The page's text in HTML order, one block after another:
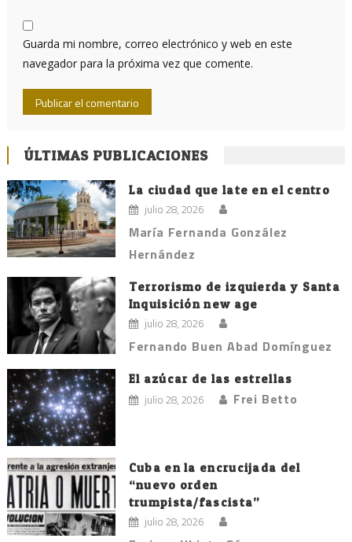
Guarda mi nombre, correo electrónico y web en este
navegador para la próxima vez que comente.
ÚLTIMAS PUBLICACIONES
La ciudad que late en el centro
julio 28, 2026
María Fernanda González
Hernández
Terrorismo de izquierda y Santa
Inquisición new age
julio 28, 2026
Fernando Buen Abad Domínguez
El azúcar de las estrellas
julio 28, 2026 Frei Betto
Cuba en la encrucijada del
“nuevo orden
trumpista/fascista”
julio 28, 2026